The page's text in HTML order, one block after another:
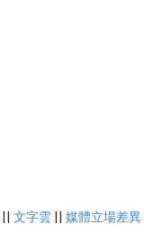
|| 文字雲 || 媒體立場差異